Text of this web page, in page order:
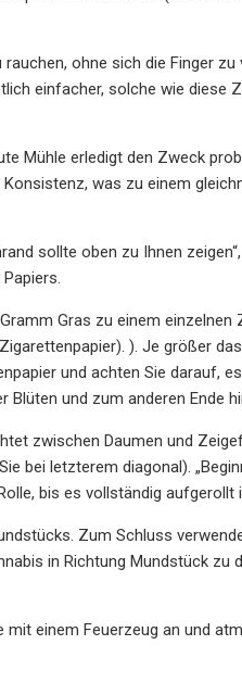
ohne sich die Finger
einfacher, solche wie diese
Mühle erledigt den Zweck
was zu einem
sollte oben zu Ihnen
Gras zu einem einzelnen
). Je größer
und achten Sie darauf,
und zum anderen Ende
zwischen Daumen und
bei letzterem diagonal).
bis es vollständig aufgerollt
Zum Schluss
in Richtung Mundstück zu
einem Feuerzeug an und